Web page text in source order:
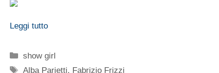
Leggi tutto
Categorie
show girl
Tag
Alba Parietti, Fabrizio Frizzi